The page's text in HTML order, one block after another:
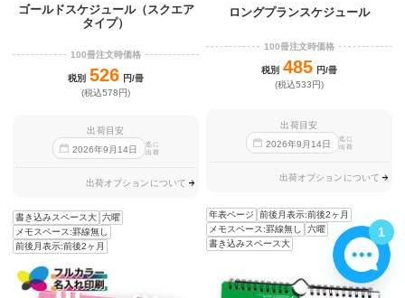
ゴールドスケジュール（スクエア
タイプ）
100冊注文時価格
税別 526 円/冊
(税込578円)
出荷目安
2026年9 月14日
迄に
出荷
出荷オプションについて
書き込みスペース大 六曜
メモスペース:罫線無し
前後月表示:前後2ヶ月
ロングプランスケジュール
100冊注文時価格
税別 485 円/冊
(税込533円)
出荷目安
2026年9 月14日
迄に
出荷
出荷オプションについて
年表ページ
前後月表示:前後2ヶ月
メモスペース:罫線無し
六曜
書き込みスペース大
1